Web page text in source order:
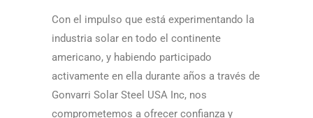
Con el impulso que está experimentando la
industria solar en todo el continente
americano, y habiendo participado
activamente en ella durante años a través de
Gonvarri Solar Steel USA Inc, nos
comprometemos a ofrecer confianza y